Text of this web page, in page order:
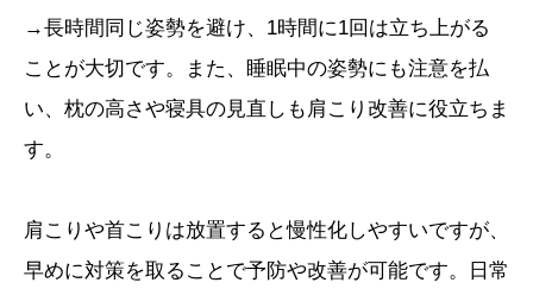
→長時間同じ姿勢を避け、1時間に1回は立ち上がる
ことが大切です。また、睡眠中の姿勢にも注意を払
い、枕の高さや寝具の見直しも肩こり改善に役立ちま
す。
肩こりや首こりは放置すると慢性化しやすいですが、
早めに対策を取ることで予防や改善が可能です。日常